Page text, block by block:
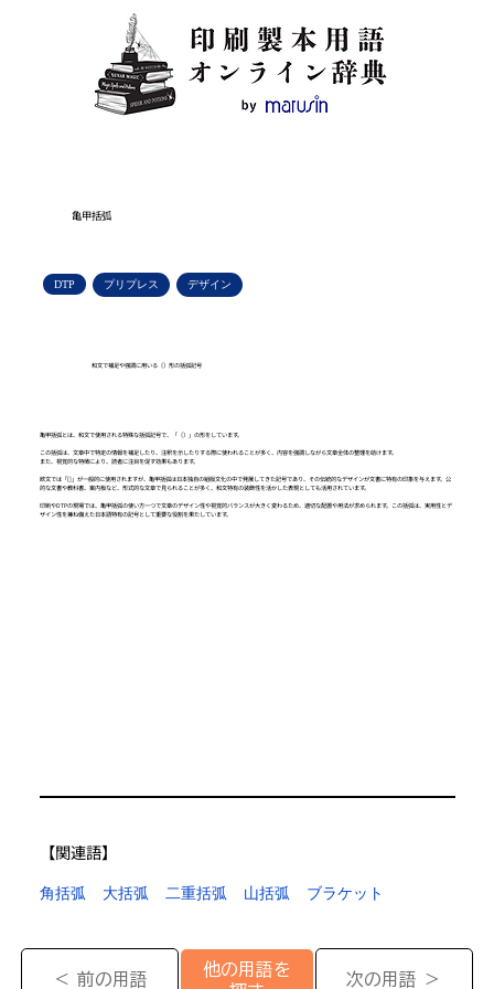
亀甲括弧
DTP プリプレス デザイン
和文で補足や強調に用いる〔〕形の括弧記号
亀甲括弧とは、和文で使用される特殊な括弧記号で、「〔〕」の形をしています。
この括弧は、文章中で特定の情報を補足したり、注釈を示したりする際に使われることが多く、内容を強調しながら文章全体の整理を助けます。
また、視覚的な特徴により、読者に注目を促す効果もあります。
欧文では「[]」が一般的に使用されますが、亀甲括弧は日本独自の組版文化の中で発展してきた記号であり、その伝統的なデザインが文書に特有の印象を与えます。公
的な文書や教科書、案内板など、形式的な文章で見られることが多く、和文特有の装飾性を活かした表現としても活用されています。
印刷やDTPの現場では、亀甲括弧の使い方一つで文章のデザイン性や視覚的バランスが大きく変わるため、適切な配置や用法が求められます。この括弧は、実用性とデ
ザイン性を兼ね備えた日本語特有の記号として重要な役割を果たしています。
【​関連語】
角括弧 大括弧 二重括弧 山括弧 ブラケット
＜ 前の用語
他の用語を
次の用語 ＞